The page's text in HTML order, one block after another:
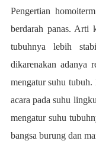
Pengertian
berdarah panas. Arti
tubuhnya lebih
dikarenakan adanya
mengatur suhu tubuh.
acara pada suhu
mengatur suhu
bangsa burung dan